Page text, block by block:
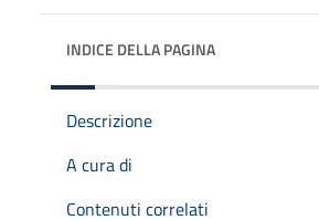
INDICE DELLA PAGINA
Descrizione
A cura di
Contenuti correlati